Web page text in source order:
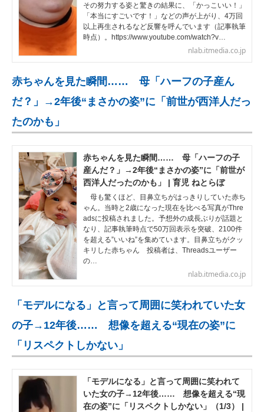
その努力する姿と驚きの結果に、「かっこいい！」
「本当にすごいです！」などの声が上がり、4万回
以上再生されるなど反響を呼んでいます（記事執筆
時点）。https://www.youtube.com/watch?v…
nlab.itmedia.co.jp
赤ちゃんを見た瞬間…… 母「ハーフの子産ん
だ？」→2年後“まさかの姿”に「前世が西洋人だっ
たのかも」
赤ちゃんを見た瞬間…… 母「ハーフの子
産んだ？」→2年後“まさかの姿”に「前世が
西洋人だったのかも」 | 育児 ねとらぼ
母も驚くほど、目鼻立ちがはっきりしていた赤ち
ゃん。当時と2歳になった現在を比べる写真がThre
adsに投稿されました。予想外の成長ぶりが話題と
なり、記事執筆時点で50万回表示を突破、2100件
を超える”いいね”を集めています。目鼻立ちがクッ
キリした赤ちゃん 投稿者は、Threadsユーザー
の…
nlab.itmedia.co.jp
「モデルになる」と言って周囲に笑われていた女
の子→12年後…… 想像を超える“現在の姿”に
「リスペクトしかない」
「モデルになる」と言って周囲に笑われて
いた女の子→12年後…… 想像を超える“現
在の姿”に「リスペクトしかない」（1/3） |